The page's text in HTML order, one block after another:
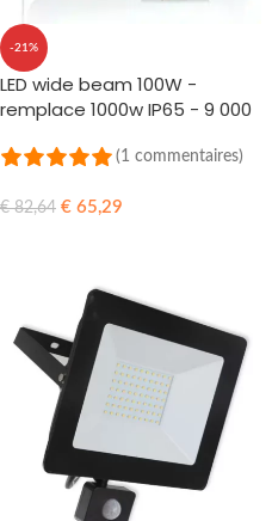
-21%
LED wide beam 100W -
remplace 1000w IP65 - 9 000
(1 commentaires)
€82,64 € 65,29